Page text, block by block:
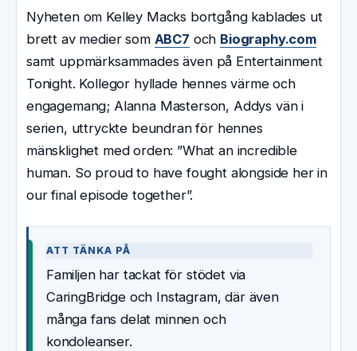
Nyheten om Kelley Macks bortgång kablades ut
brett av medier som ABC7 och Biography.com
samt uppmärksammades även på Entertainment
Tonight. Kollegor hyllade hennes värme och
engagemang; Alanna Masterson, Addys vän i
serien, uttryckte beundran för hennes
mänsklighet med orden: ”What an incredible
human. So proud to have fought alongside her in
our final episode together”.
ATT TÄNKA PÅ
Familjen har tackat för stödet via
CaringBridge och Instagram, där även
många fans delat minnen och
kondoleanser.